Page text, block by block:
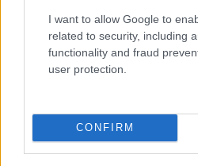
I want to allow Google to
related to security, including
functionality and fraud
user protection.
CONFIRM